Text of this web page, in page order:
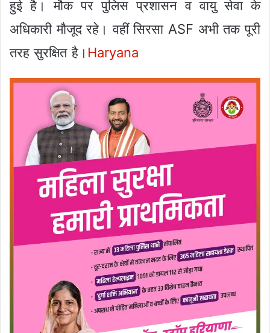
हुई है। मौक पर पुलिस प्रशासन व वायु सेवा के
अधिकारी मौजूद रहे। वहीं सिरसा ASF अभी तक पूरी
तरह सुरक्षित है। Haryana